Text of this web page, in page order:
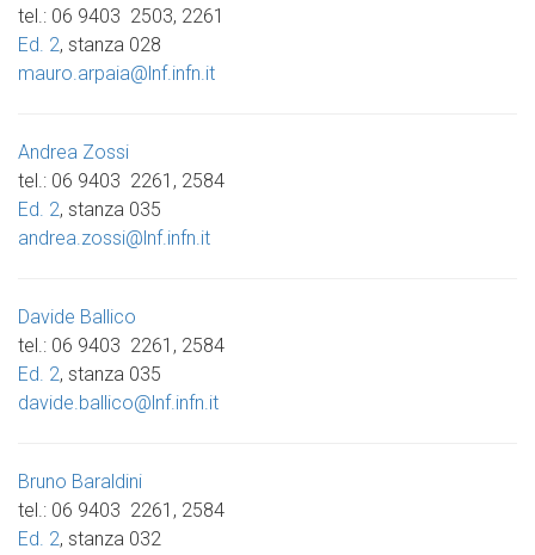
tel.: 06 9403 2503, 2261
Ed. 2, stanza 028
mauro.arpaia@lnf.infn.it
Andrea Zossi
tel.: 06 9403 2261, 2584
Ed. 2, stanza 035
andrea.zossi@lnf.infn.it
Davide Ballico
tel.: 06 9403 2261, 2584
Ed. 2, stanza 035
davide.ballico@lnf.infn.it
Bruno Baraldini
tel.: 06 9403 2261, 2584
Ed. 2, stanza 032